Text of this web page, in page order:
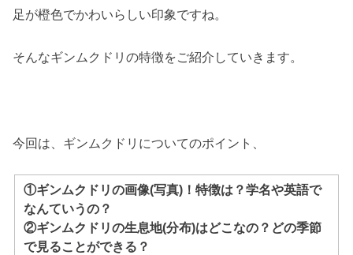
足が橙色でかわいらしい印象ですね。
そんなギンムクドリの特徴をご紹介していきます。
今回は、ギンムクドリについてのポイント、
①ギンムクドリの画像(写真)！特徴は？学名や英語で
なんていうの？
②ギンムクドリの生息地(分布)はどこなの？どの季節
で見ることができる？